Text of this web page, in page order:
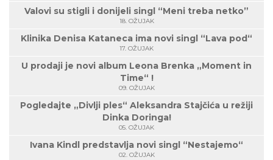
Valovi su stigli i donijeli singl “Meni treba netko”
18. OŽUJAK
Klinika Denisa Kataneca ima novi singl “Lava pod“
17. OŽUJAK
U prodaji je novi album Leona Brenka „Moment in
Time“ !
09. OŽUJAK
Pogledajte „Divlji ples“ Aleksandra Stajčića u režiji
Dinka Doringa!
05. OŽUJAK
Ivana Kindl predstavlja novi singl “Nestajemo“
02. OŽUJAK